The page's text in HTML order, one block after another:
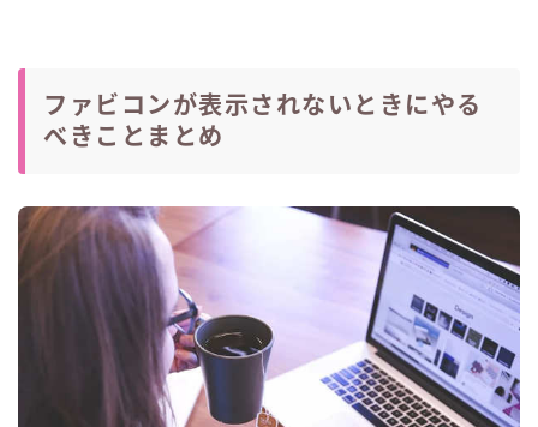
ファビコンが表示されないときにやる
べきことまとめ